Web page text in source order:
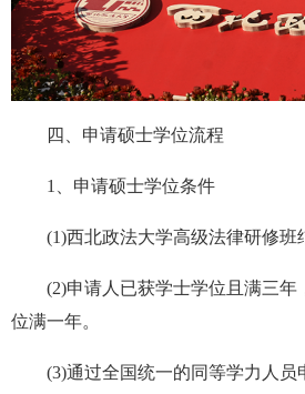
四、申请硕士学位流程
1、申请硕士学位条件
(1)西北政法大学高级法律研修班
(2)申请人已获学士学位且满三年
位满一年。
(3)通过全国统一的同等学力人